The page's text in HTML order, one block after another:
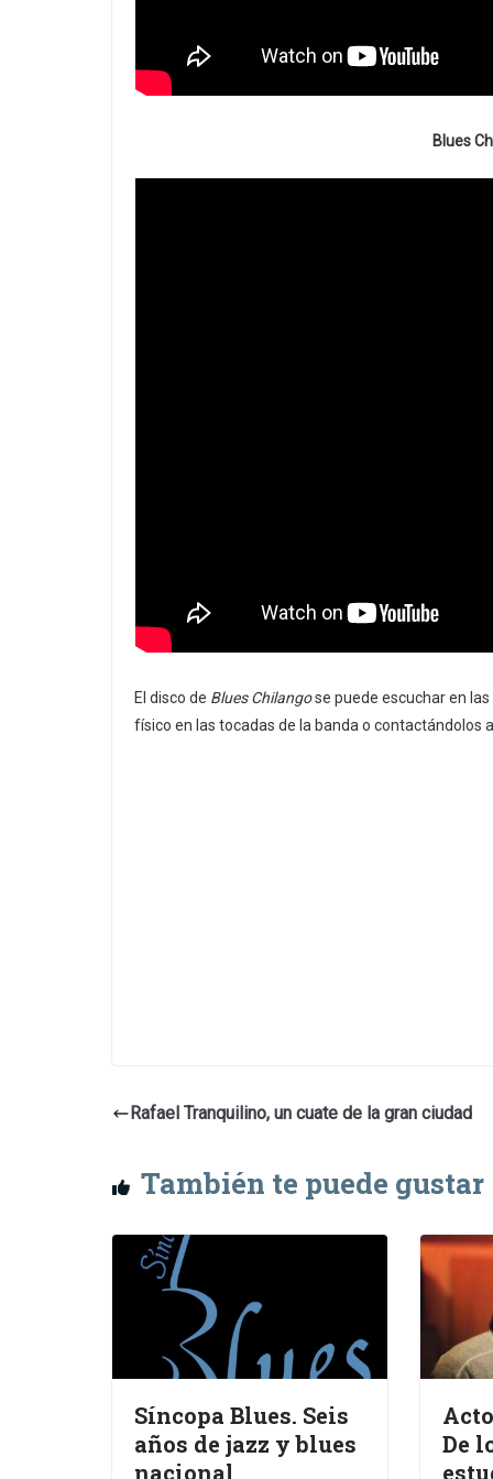
Blues
El disco de Blues Chilangose puede escuchar en
físico en las tocadas de la banda o contactándolos
Rafael Tranquilino, un cuate de la gran ciudad
También te puede gustar
Síncopa Blues. Seis
años de jazz y blues
nacional
De